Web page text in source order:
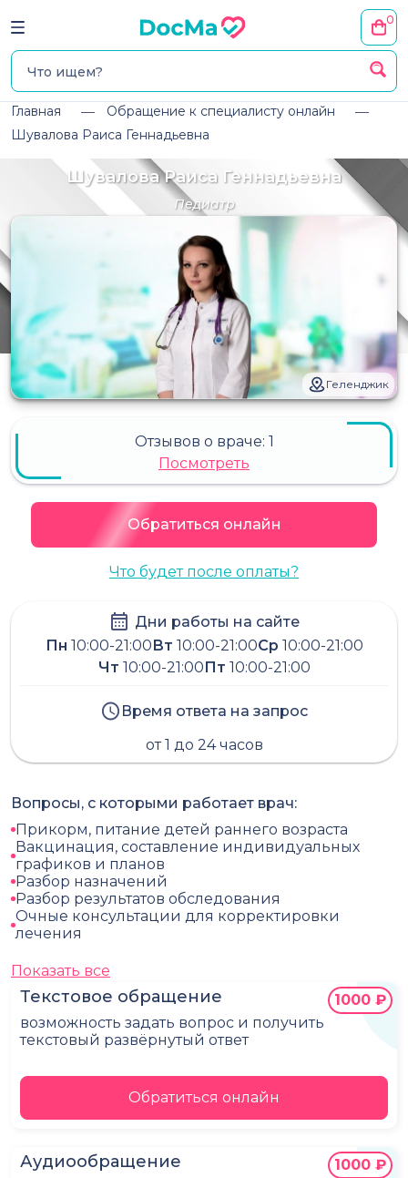
0
Главная
Обращение к специалисту онлайн
Шувалова Раиса Геннадьевна
Шувалова Раиса Геннадьевна
Педиатр
Геленджик
Отзывов о враче: 1
Посмотреть
Обратиться онлайн
Что будет после оплаты?
Дни работы на сайте
Пн 10:00-21:00 Вт 10:00-21:00Ср 10:00-21:00
Чт 10:00-21:00 Пт 10:00-21:00
Время ответа на запрос
от 1 до 24 часов
Текстовое обращение
возможность задать вопрос и получить
текстовый развёрнутый ответ
1000 ₽
Обратиться онлайн
Аудиообращение 1000 ₽
Вопросы, с которыми работает врач:
Прикорм, питание детей раннего возраста
Вакцинация, составление индивидуальных
графиков и планов
Разбор назначений
Разбор результатов обследования
Очные консультации для корректировки
лечения
Показать все